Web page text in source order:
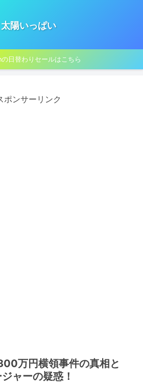
太陽いっぱい
日替わりセールはこちら
ポンサーリンク
万円横領事件の真相と
ャーの疑惑！